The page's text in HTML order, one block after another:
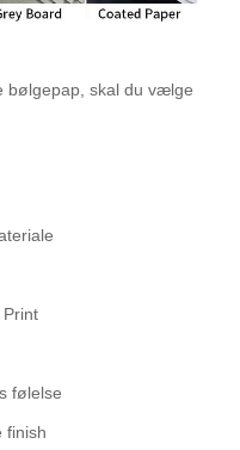
bølgepap, skal du vælge
følelse
finish